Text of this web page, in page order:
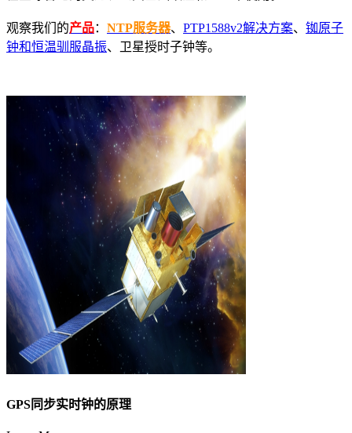
观察我们的产品： NTP服务器、 PTP1588v2解决方案、 铷原子
钟和恒温驯服晶振、卫星授时子钟等。
GPS同步实时钟的原理